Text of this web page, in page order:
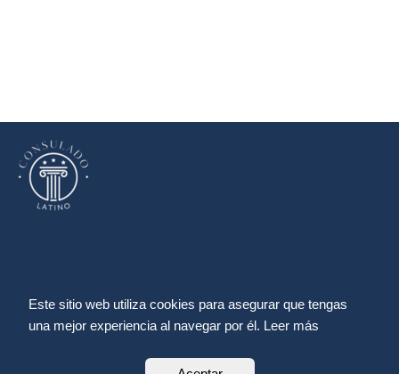
Política de cookies
Política de privacidad
Este sitio web utiliza cookies para asegurar que tengas
una mejor experiencia al navegar por él. Leer más